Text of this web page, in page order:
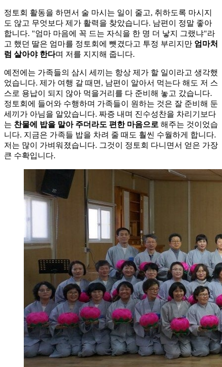
정토회 활동을 하면서 술 마시는 일이 줄고, 취하도록 마시지
도 않고 무엇보다 제가 활력을 찾았습니다. 남편이 정말 좋아
합니다. "엄마 마음에 꼭 드는 자식을 한 명 더 낳지 그랬냐"라
고 했던 딸은 엄마를 정토회에 뺏겼다고 투정 부리지만 엄마처
럼 살아야 한다며 저를 지지해 줍니다.
예전에는 가족들의 삼시 세끼는 항상 제가 할 일이라고 생각했
었습니다. 제가 여행 갈 때면, 남편이 알아서 먹는다 해도 저 스
스로 용납이 되지 않아 먹을거리를 다 준비해 놓고 갔습니다.
정토회에 들어와 수행하며 가족들이 원하는 것은 잘 준비해 둔
세끼가 아님을 알았습니다. 짜증 내며 진수성찬을 차리기보다
는 찬물에 밥을 말아 주더라도 편한 마음으로 해주는 것이었습
니다. 지금은 가족들 밥을 차려 줄 때도 훨씬 수월하게 합니다.
저는 많이 가벼워졌습니다. 그것이 정토회 다니면서 얻은 가장
큰 수확입니다.